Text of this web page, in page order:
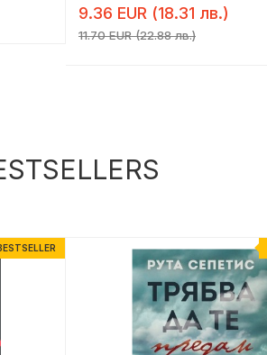
9.36 EUR (18.31 лв.)
11.70 EUR (22.88 лв.)